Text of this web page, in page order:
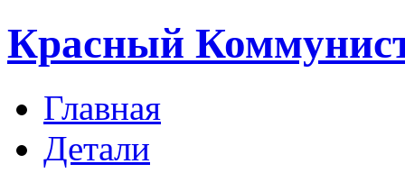
Красный
Главная
Детали